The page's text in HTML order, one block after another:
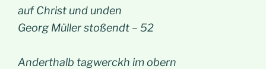
auf Christ und unden
Georg Müller stoßendt – 52
Anderthalb tagwerckh im obern